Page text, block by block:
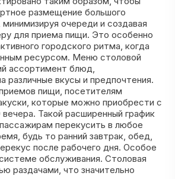
размещение большого
очереди и создавая
для приема пищи. Это особенно
городского ритма, когда
ресурсом. Меню столовой
ассортимент блюд,
различные вкусы и предпочтения.
пищи, посетителям
которые можно приобрести с
Такой расширенный график
перекусить в любое
будь то ранний завтрак, обед,
после рабочего дня. Особое
обслуживания. Столовая
раздачами, что значительно